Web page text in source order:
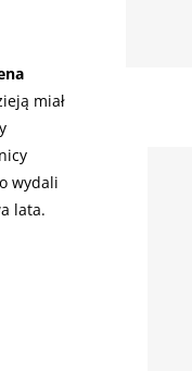
miał
wydali
lata.